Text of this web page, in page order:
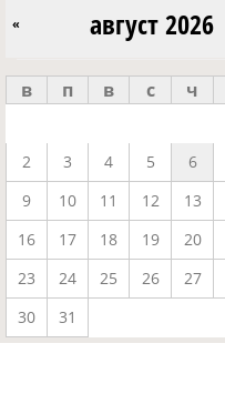
август 2026
«
в п в с ч
2
3 4 5 6
9
10 11 12 13
16
17 18 19 20
23
24 25 26 27
30
31